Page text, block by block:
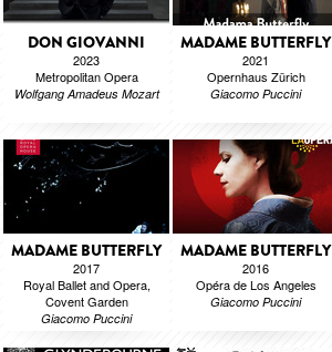
DON GIOVANNI
2023
Metropolitan Opera
Wolfgang Amadeus Mozart
MADAME BUTTERFLY
2021
Opernhaus Zürich
Giacomo Puccini
MADAME BUTTERFLY
2017
Royal Ballet and Opera,
Covent Garden
Giacomo Puccini
MADAME BUTTERFLY
2016
Opéra de Los Angeles
Giacomo Puccini